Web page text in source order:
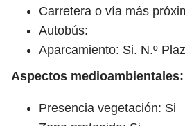
Carretera o vía más
Autobús:
Aparcamiento: Si. N.º
Aspectos medioambientales:
Presencia vegetación: Si